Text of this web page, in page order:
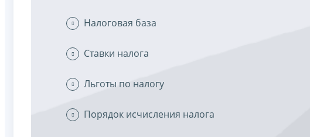
Налоговая база
Ставки налога
Льготы по налогу
Порядок исчисления налога